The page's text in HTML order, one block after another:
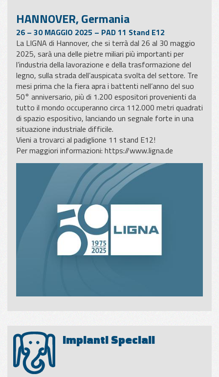
HANNOVER, Germania
26 – 30 MAGGIO 2025 – PAD 11 Stand E12
La LIGNA di Hannover, che si terrà dal 26 al 30 maggio
2025, sarà una delle pietre miliari più importanti per
l’industria della lavorazione e della trasformazione del
legno, sulla strada dell’auspicata svolta del settore. Tre
mesi prima che la fiera apra i battenti nell’anno del suo
50° anniversario, più di 1.200 espositori provenienti da
tutto il mondo occuperanno circa 112.000 metri quadrati
di spazio espositivo, lanciando un segnale forte in una
situazione industriale difficile.
Vieni a trovarci al padiglione 11 stand E12!
Per maggiori informazioni: https://www.ligna.de
Impianti Speciali